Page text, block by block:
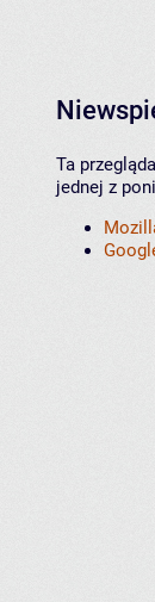
Ta
jednej z